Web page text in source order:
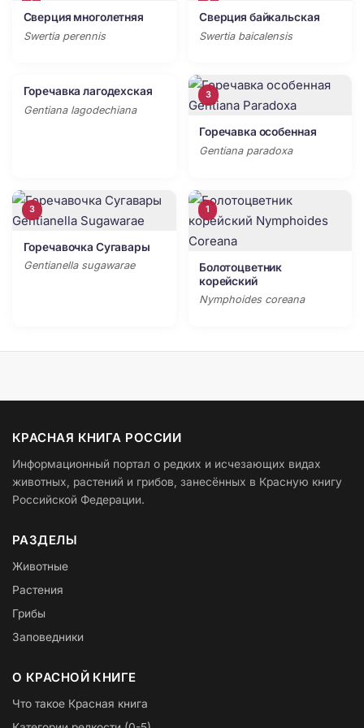
Сверция многолетняя
Swertia perennis
Сверция байкальская
Swertia baicalensis
3
Горечавка лагодехская
Gentiana lagodechiana
3
Горечавка особенная
Gentiana paradoxa
3
Горечавочка Сугавары
Gentianella sugawarae
1
Болотоцветник
корейский
Nymphoides coreana
КРАСНАЯ КНИГА РОССИИ
Информационный портал о редких и исчезающих видах
животных, растений и грибов, занесённых в Красную книгу
Российской Федерации.
РАЗДЕЛЫ
Животные
Растения
Грибы
Заповедники
О КРАСНОЙ КНИГЕ
Что такое Красная книга